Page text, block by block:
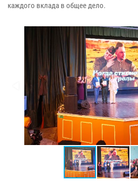
каждого вклада в общее дело.